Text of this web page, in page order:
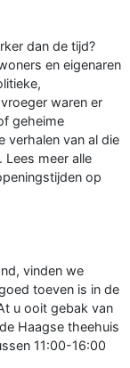
dan de tijd?
en eigenaren
waren er
geheime
verhalen van al die
Lees meer alle
op
vinden we
toeven is in de
u ooit gebak van
Haagse theehuis
11:00-16:00